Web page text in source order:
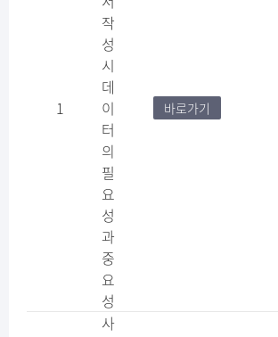
1
작
성
시
데
이
터
의
필
요
성
과
중
요
성
바로가기
사